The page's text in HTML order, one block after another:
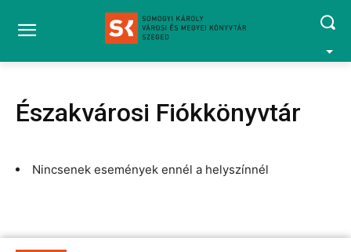
Északvárosi Fiókkönyvtár
Nincsenek események ennél a helyszínnél